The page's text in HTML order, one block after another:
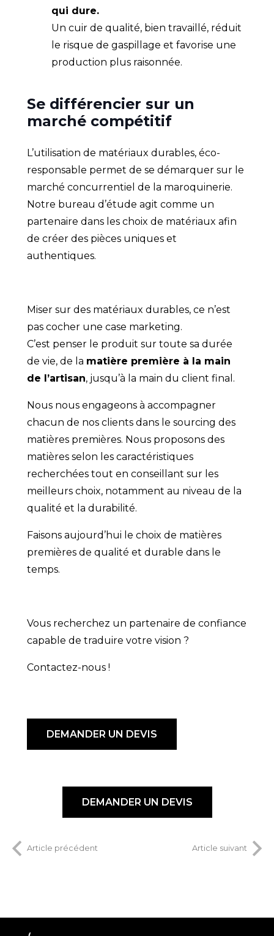
qui dure.
Un cuir de qualité, bien travaillé, réduit
le risque de gaspillage et favorise une
production plus raisonnée.
Se différencier sur un
marché compétitif
L’utilisation de matériaux durables, éco-
responsable permet de se démarquer sur le
marché concurrentiel de la maroquinerie.
Notre bureau d’étude agit comme un
partenaire dans les choix de matériaux afin
de créer des pièces uniques et
authentiques.
Miser sur des matériaux durables, ce n’est
pas cocher une case marketing.
C’est penser le produit sur toute sa durée
de vie, de la matière première à la main
de l’artisan, jusqu’à la main du client final.
Nous nous engageons à accompagner
chacun de nos clients dans le sourcing des
matières premières. Nous proposons des
matières selon les caractéristiques
recherchées tout en conseillant sur les
meilleurs choix, notamment au niveau de la
qualité et la durabilité.
Faisons aujourd’hui le choix de matières
premières de qualité et durable dans le
temps.
Vous recherchez un partenaire de confiance
capable de traduire votre vision ?
Contactez-nous !
DEMANDER UN DEVIS
DEMANDER UN DEVIS
Article précédent Article suivant